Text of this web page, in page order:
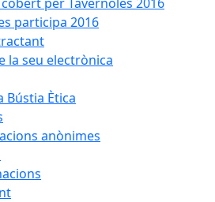
participa 2016
la seu electrònica
Bústia Ètica
anònimes